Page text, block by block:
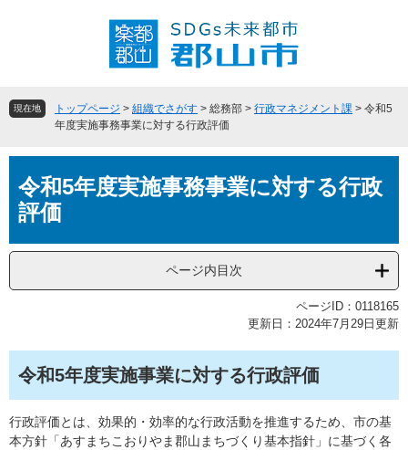
頭
飛現在地 トップページ > 組織でさがす > 総務部 > 行政マネジメント課 > 令和5
年度実施事務事業に対する行政評価
文令和5年度実施事務事業に対する行政
評価
ページ内目次
ページID：0118165
更新日：2024年7月29日更新
令和5年度実施事業に対する行政評価
行政評価とは、効果的・効率的な行政活動を推進するため、市の基
本方針「あすまちこおりやま郡山まちづくり基本指針」に基づく各